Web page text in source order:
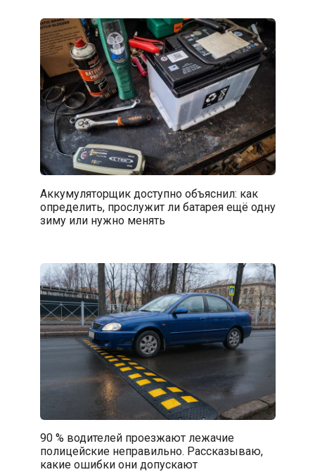
Аккумуляторщик доступно объяснил: как
определить, прослужит ли батарея ещё одну
зиму или нужно менять
90 % водителей проезжают лежачие
полицейские неправильно. Рассказываю,
какие ошибки они допускают